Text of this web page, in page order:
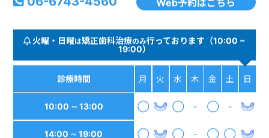
火曜・日曜は矯正歯科治療のみ行っております（10:00 ~
19:00）
診療時間
10:00 ∼ 13:00
14:00 ∼ 19:00
月 火 水 木 金 土 日
◯ ◯ ◯
◯ ◯ ◯ ◯